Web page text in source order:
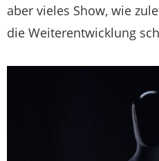
aber vieles Show, wie
die Weiterentwicklung